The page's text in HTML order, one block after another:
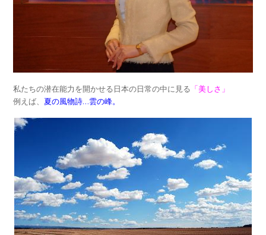
私たちの潜在能力を開かせる日本の日常の中に見る 「美しさ」
例えば、 夏の風物詩…雲の峰。